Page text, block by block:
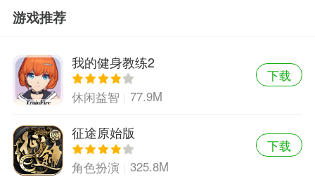
游戏推荐
我的健身教练2
休闲益智 77.9M
下载
征途原始版
角色扮演 325.8M
下载